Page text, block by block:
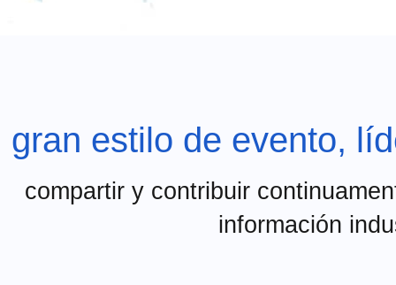
gran estilo de evento,
compartir y contribuir
información